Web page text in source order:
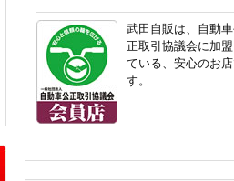
武田自販は、自動
正取引協議会に加盟
ている、安心のお
す。